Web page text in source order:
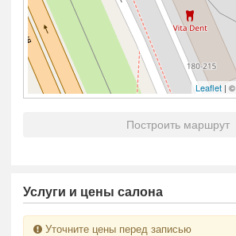
Leaflet | ©
Построить маршрут
Услуги и цены салона
Уточните цены перед записью